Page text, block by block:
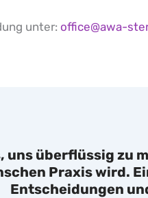
unter: office@awa-
uns überflüssig zu
Praxis wird.
Entscheidungen